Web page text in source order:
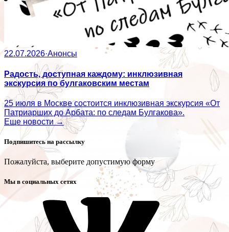
22.07.2026·Анонсы
Радость, доступная каждому: инклюзивная
экскурсия по булгаковским местам
25 июля в Москве состоится инклюзивная экскурсия «От
Патриарших до Арбата: по следам Булгакова».
Еще новости →
Подпишитесь на рассылку
Пожалуйста, выберите допустимую форму
Мы в социальных сетях